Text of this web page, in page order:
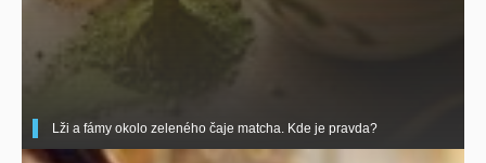
Lži a fámy okolo zeleného čaje matcha. Kde je pravda?